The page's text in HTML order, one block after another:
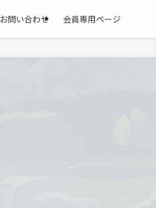
お問い合わせ 会員専用ページ